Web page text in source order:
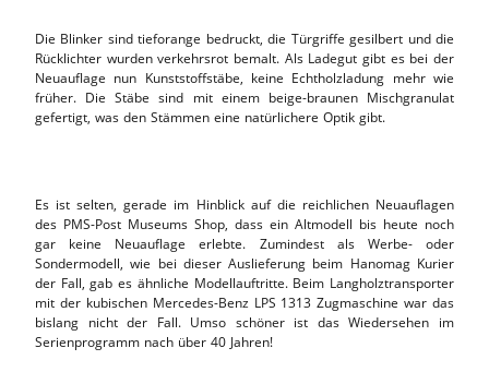
Die Blinker sind tieforange bedruckt, die Türgriffe gesilbert und die
Rücklichter wurden verkehrsrot bemalt. Als Ladegut gibt es bei der
Neuauflage nun Kunststoffstäbe, keine Echtholzladung mehr wie
früher. Die Stäbe sind mit einem beige-braunen Mischgranulat
gefertigt, was den Stämmen eine natürlichere Optik gibt.
Es ist selten, gerade im Hinblick auf die reichlichen Neuauflagen
des PMS-Post Museums Shop, dass ein Altmodell bis heute noch
gar keine Neuauflage erlebte. Zumindest als Werbe- oder
Sondermodell, wie bei dieser Auslieferung beim Hanomag Kurier
der Fall, gab es ähnliche Modellauftritte. Beim Langholztransporter
mit der kubischen Mercedes-Benz LPS 1313 Zugmaschine war das
bislang nicht der Fall. Umso schöner ist das Wiedersehen im
Serienprogramm nach über 40 Jahren!